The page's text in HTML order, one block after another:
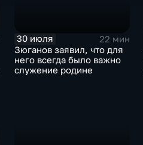
30 июля
22 мин
Зюганов заявил, что для
него всегда было важно
служение родине